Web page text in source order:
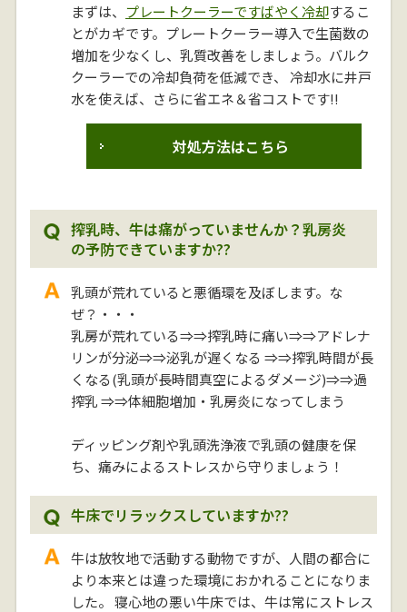
まずは、 プレートクーラーですばやく冷却するこ
とがカギです。プレートクーラー導入で生菌数の
増加を少なくし、乳質改善をしましょう。バルク
クーラーでの冷却負荷を低減でき、 冷却水に井戸
水を使えば、さらに省エネ＆省コストです!!
対処方法はこちら
搾乳時、牛は痛がっていませんか？乳房炎
の予防できていますか??
乳頭が荒れていると悪循環を及ぼします。な
ぜ？・・・
乳房が荒れている⇒⇒搾乳時に痛い⇒⇒アドレナ
リンが分泌⇒⇒泌乳が遅くなる ⇒⇒搾乳時間が長
くなる(乳頭が長時間真空によるダメージ)⇒⇒過
搾乳 ⇒⇒体細胞増加・乳房炎になってしまう
ディッピング剤や乳頭洗浄液で乳頭の健康を保
ち、痛みによるストレスから守りましょう！
牛床でリラックスしていますか??
牛は放牧地で活動する動物ですが、人間の都合に
より本来とは違った環境におかれることになりま
した。 寝心地の悪い牛床では、牛は常にストレス